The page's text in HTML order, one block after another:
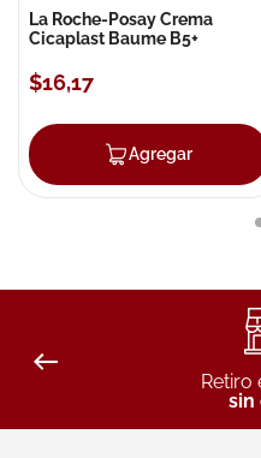
La Roche-Posay Crema
Cicaplast Baume B5+
$16,17
Agregar
Retiro
sin